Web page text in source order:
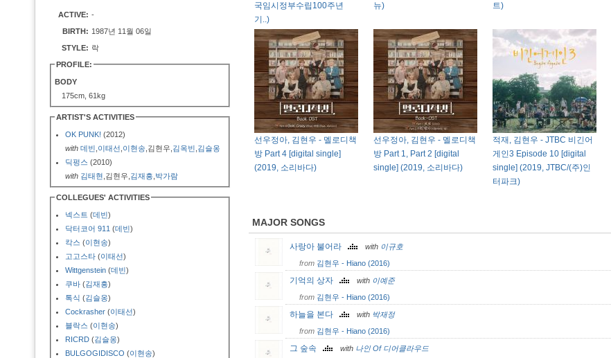
ACTIVE: -
BIRTH: 1987년 11월 06일
STYLE: 락
PROFILE:
BODY
175cm, 61kg
ARTIST'S ACTIVITIES
OK PUNK! (2012)
with 데빈 이태선 이현송 ,김현우, 김옥빈 김슬옹
딕펑스 (2010)
with 김태현 ,김현우, 김재흥 박가람
COLLEGUES' ACTIVITIES
넥스트 (데빈)
닥터코어 911 (데빈)
칵스 (이현송)
고고스타 (이태선)
Wittgenstein (데빈)
쿠바 (김재흥)
톡식 (김슬옹)
Cockrasher (이태선)
블락스 (이현송)
RICRD (김슬옹)
BULGOGIDISCO (이현송)
국임시정부수립100주년
기..)
뉴)
트)
선우정아, 김현우 - 멜로디책
방 Part 4 [digital single]
(2019, 소리바다)
선우정아, 김현우 - 멜로디책
방 Part 1, Part 2 [digital
single] (2019, 소리바다)
적재, 김현우 - JTBC 비긴어
게인3 Episode 10 [digital
single] (2019, JTBC/(주)인
터파크)
MAJOR SONGS
사랑아 불어라 with 이규호
from 김현우 - Hiano (2016)
기억의 상자 with 이예준
from 김현우 - Hiano (2016)
하늘을 본다 with 박재정
from 김현우 - Hiano (2016)
그 숲속 with 나인 Of 디어클라우드